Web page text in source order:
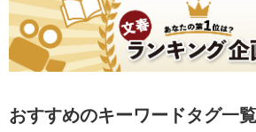
おすすめのキーワードタグ一覧